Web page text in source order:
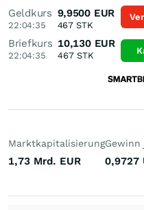
Geldkurs
22:04:35
9,9500 EUR
467 STK
Briefkurs
22:04:35
10,130 EUR
467STK
Marktkapitalisierung
1,73 Mrd. EUR
Gewinn
0,9727